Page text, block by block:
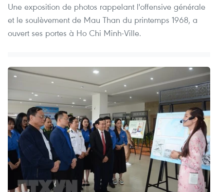
Une exposition de photos rappelant l'offensive générale
et le soulèvement de Mau Than du printemps 1968, a
ouvert ses portes à Ho Chi Minh-Ville.